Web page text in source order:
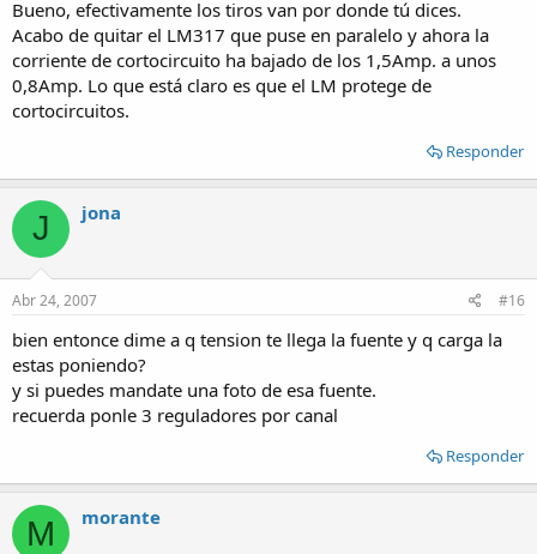
Bueno, efectivamente los tiros van por donde tú dices.
Acabo de quitar el LM317 que puse en paralelo y ahora la
corriente de cortocircuito ha bajado de los 1,5Amp. a unos
0,8Amp. Lo que está claro es que el LM protege de
cortocircuitos.
Responder
J jona
Abr 24, 2007 #16
bien entonce dime a q tension te llega la fuente y q carga la
estas poniendo?
y si puedes mandate una foto de esa fuente.
recuerda ponle 3 reguladores por canal
Responder
M morante